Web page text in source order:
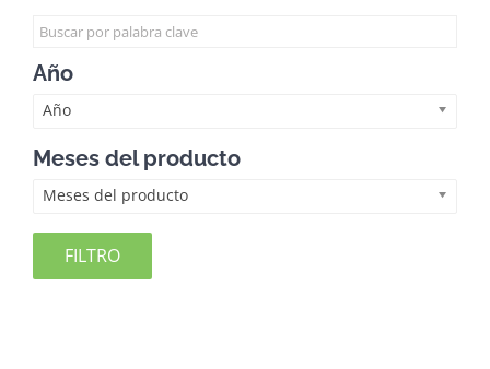
Año
Año
Meses del producto
Meses del producto
FILTRO